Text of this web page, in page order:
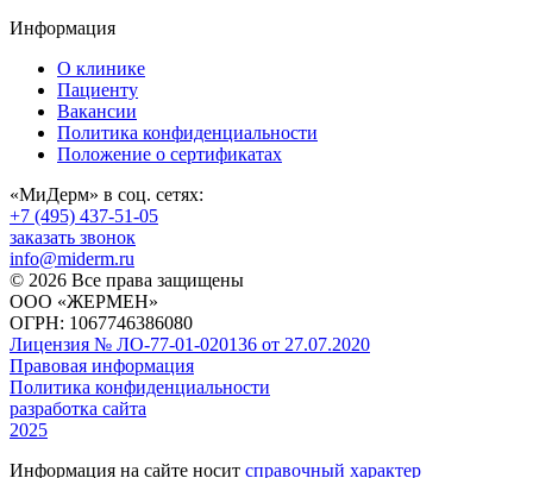
Информация
О клинике
Пациенту
Вакансии
Политика конфиденциальности
Положение о сертификатах
«МиДерм» в соц. сетях:
+7 (495) 437-51-05
заказать звонок
info@miderm.ru
© 2026 Все права защищены
ООО «ЖЕРМЕН»
ОГРН: 1067746386080
Лицензия № ЛО-77-01-020136 от 27.07.2020
Правовая информация
Политика конфиденциальности
разработка сайта
2025
Информация на сайте носит справочный характер